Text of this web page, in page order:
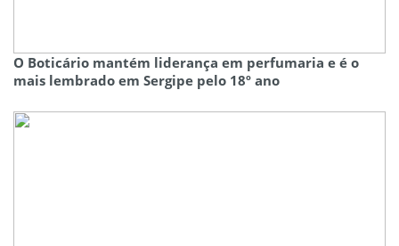
O Boticário mantém liderança em perfumaria e é o
mais lembrado em Sergipe pelo 18º ano